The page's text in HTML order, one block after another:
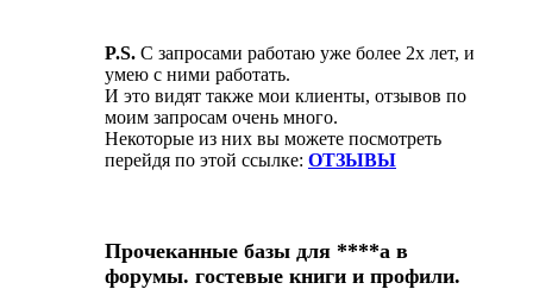
P.S. С запросами работаю уже более 2х лет, и
умею с ними работать.
И это видят также мои клиенты, отзывов по
моим запросам очень много.
Некоторые из них вы можете посмотреть
перейдя по этой ссылке: ОТЗЫВЫ
Прочеканные базы для ****а в
форумы. гостевые книги и профили.